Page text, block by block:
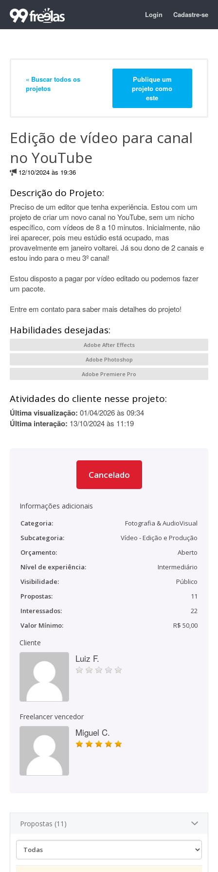
Login Cadastre-se
« Buscar todos os
projetos
Publique um
projeto como
este
Edição de vídeo para canal
no YouTube
12/10/2024 às 19:36
Descrição do Projeto:
Preciso de um editor que tenha experiência. Estou com um
projeto de criar um novo canal no YouTube, sem um nicho
específico, com vídeos de 8 a 10 minutos. Inicialmente, não
irei aparecer, pois meu estúdio está ocupado, mas
provavelmente em janeiro voltarei. Já sou dono de 2 canais e
estou indo para o meu 3º canal!
Estou disposto a pagar por vídeo editado ou podemos fazer
um pacote.
Entre em contato para saber mais detalhes do projeto!
Habilidades desejadas:
Adobe After Effects
Adobe Photoshop
Adobe Premiere Pro
Atividades do cliente nesse projeto:
Última visualização: 01/04/2026 às 09:34
Última interação: 13/10/2024 às 11:19
Cancelado
Informações adicionais
Categoria:
Fotografia & AudioVisual
Subcategoria:
Vídeo - Edição e Produção
Orçamento:
Aberto
Nível de experiência:
Intermediário
Visibilidade:
Público
Propostas:
11
Interessados:
22
Valor Mínimo:
R$ 50,00
Cliente
Luiz F.
Freelancer vencedor
Miguel C.
Propostas (11)